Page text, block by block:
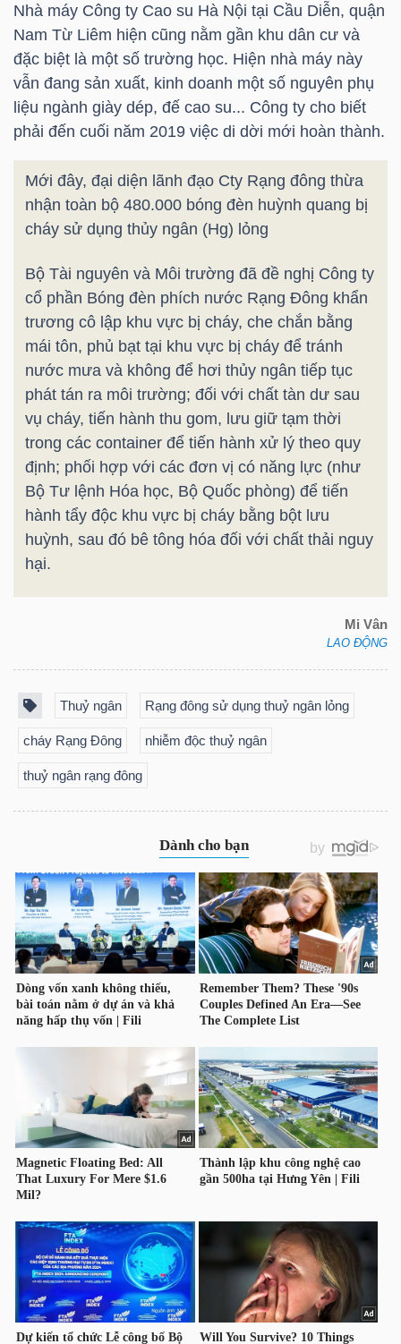
Nhà máy Công ty Cao su Hà Nội tại Cầu Diễn, quận
Nam Từ Liêm hiện cũng nằm gần khu dân cư và
đặc biệt là một số trường học. Hiện nhà máy này
vẫn đang sản xuất, kinh doanh một số nguyên phụ
liệu ngành giày dép, đế cao su... Công ty cho biết
phải đến cuối năm 2019 việc di dời mới hoàn thành.
Mới đây, đại diện lãnh đạo Cty Rạng đông thừa
nhận toàn bộ 480.000 bóng đèn huỳnh quang bị
cháy sử dụng thủy ngân (Hg) lỏng
Bộ Tài nguyên và Môi trường đã đề nghị Công ty
cổ phần Bóng đèn phích nước Rạng Đông khẩn
trương cô lập khu vực bị cháy, che chắn bằng
mái tôn, phủ bạt tại khu vực bị cháy để tránh
nước mưa và không để hơi thủy ngân tiếp tục
phát tán ra môi trường; đối với chất tàn dư sau
vụ cháy, tiến hành thu gom, lưu giữ tạm thời
trong các container để tiến hành xử lý theo quy
định; phối hợp với các đơn vị có năng lực (như
Bộ Tư lệnh Hóa học, Bộ Quốc phòng) để tiến
hành tẩy độc khu vực bị cháy bằng bột lưu
huỳnh, sau đó bê tông hóa đối với chất thải nguy
hại.
Mi Vân
LAO ĐỘNG
Thuỷ ngân Rạng đông sử dụng thuỷ ngân lỏng
cháy Rạng Đông nhiễm độc thuỷ ngân
thuỷ ngân rạng đông
PHIẾU
PHÁI
SINH
TRÁI
PHIẾU
CÔNG
CỤ
ĐẦU
TƯ
TRUY
DỮ
LIỆU
VS-
NGUYÊN
VẬT
LIỆU
CÔNG
NGHIỆP
TIÊU
DÙNG
KHÔNG
THIẾT